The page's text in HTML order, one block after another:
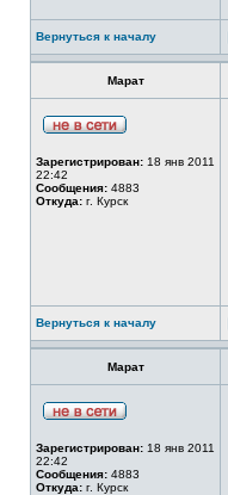
Вернуться к началу
Марат
Зарегистрирован: 18 янв 2011
22:42
Сообщения: 4883
Откуда: г. Курск
Вернуться к началу
Марат
Зарегистрирован: 18 янв 2011
22:42
Сообщения: 4883
Откуда: г. Курск